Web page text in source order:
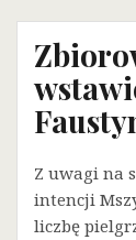
Z uwagi na
intencji
liczbę